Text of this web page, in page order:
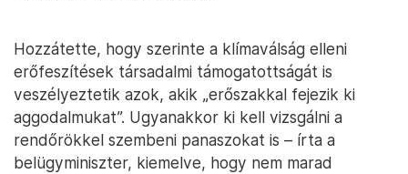
Hozzátette, hogy szerinte a klímaválság elleni
erőfeszítések társadalmi támogatottságát is
veszélyeztetik azok, akik „erőszakkal fejezik ki
aggodalmukat”. Ugyanakkor ki kell vizsgálni a
rendőrökkel szembeni panaszokat is – írta a
belügyminiszter, kiemelve, hogy nem marad